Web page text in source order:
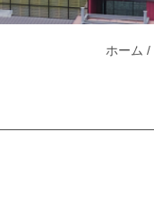
ホーム /